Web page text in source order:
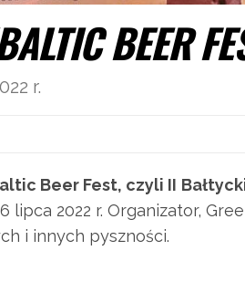
BEER
r.
Beer Fest, czyli II
lipca 2022 r. Organizator,
i innych pyszności.